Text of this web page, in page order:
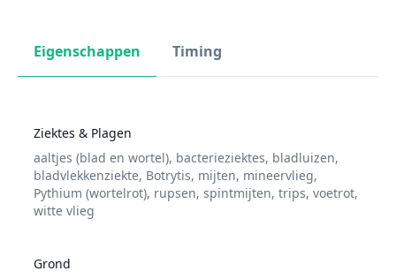
Eigenschappen Timing
Ziektes & Plagen
aaltjes (blad en wortel), bacterieziektes, bladluizen,
bladvlekkenziekte, Botrytis, mijten, mineervlieg,
Pythium (wortelrot), rupsen, spintmijten, trips, voetrot,
witte vlieg
Grond